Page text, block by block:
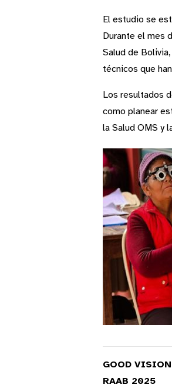
El estudio se
Durante el mes
Salud de
técnicos que
Los resultados
como planear
la Salud OMS y
GOOD
RAAB 2025